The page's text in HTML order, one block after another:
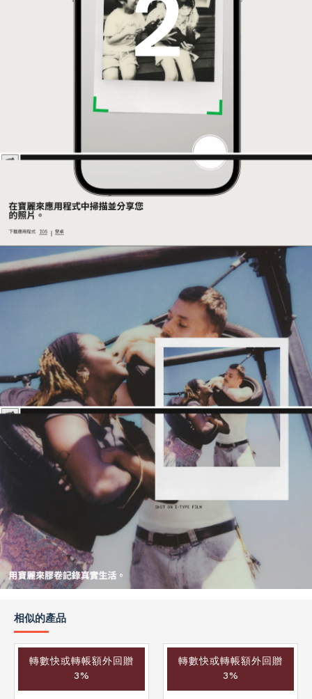
相似的產品
轉數快或轉帳額外回贈
3%
轉數快或轉帳額外回贈
3%